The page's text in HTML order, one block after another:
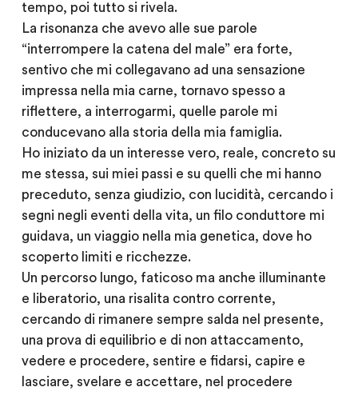
tempo, poi tutto si rivela.
La risonanza che avevo alle sue parole
“interrompere la catena del male” era forte,
sentivo che mi collegavano ad una sensazione
impressa nella mia carne, tornavo spesso a
riflettere, a interrogarmi, quelle parole mi
conducevano alla storia della mia famiglia.
Ho iniziato da un interesse vero, reale, concreto su
me stessa, sui miei passi e su quelli che mi hanno
preceduto, senza giudizio, con lucidità, cercando i
segni negli eventi della vita, un filo conduttore mi
guidava, un viaggio nella mia genetica, dove ho
scoperto limiti e ricchezze.
Un percorso lungo, faticoso ma anche illuminante
e liberatorio, una risalita contro corrente,
cercando di rimanere sempre salda nel presente,
una prova di equilibrio e di non attaccamento,
vedere e procedere, sentire e fidarsi, capire e
lasciare, svelare e accettare, nel procedere